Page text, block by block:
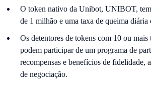
O token nativo da Unibot, UNIBOT,
de 1 milhão e uma taxa de queima diária
Os detentores de tokens com 10 ou
podem participar de um programa de
recompensas e benefícios de fidelidade,
de negociação.